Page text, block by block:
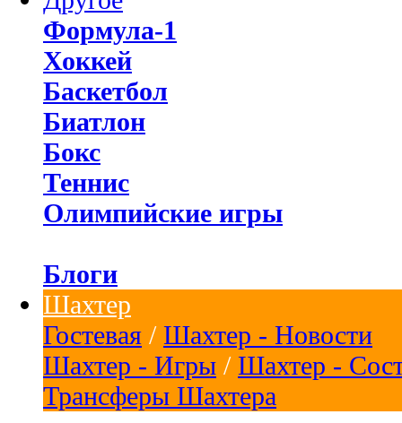
Формула-1
Хоккей
Баскетбол
Биатлон
Бокс
Теннис
Олимпийские игры
Блоги
Шахтер
Гостевая / Шахтер - Новости
Шахтер - Игры / Шахтер -
Трансферы Шахтера